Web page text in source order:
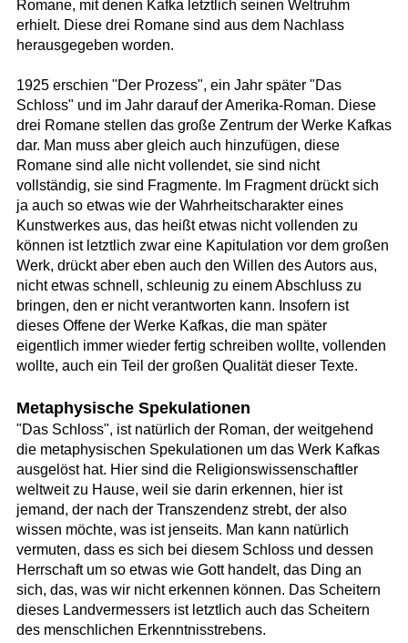
Romane, mit denen Kafka letztlich seinen Weltruhm
erhielt. Diese drei Romane sind aus dem Nachlass
herausgegeben worden.
1925 erschien "Der Prozess", ein Jahr später "Das
Schloss" und im Jahr darauf der Amerika-Roman. Diese
drei Romane stellen das große Zentrum der Werke Kafkas
dar. Man muss aber gleich auch hinzufügen, diese
Romane sind alle nicht vollendet, sie sind nicht
vollständig, sie sind Fragmente. Im Fragment drückt sich
ja auch so etwas wie der Wahrheitscharakter eines
Kunstwerkes aus, das heißt etwas nicht vollenden zu
können ist letztlich zwar eine Kapitulation vor dem großen
Werk, drückt aber eben auch den Willen des Autors aus,
nicht etwas schnell, schleunig zu einem Abschluss zu
bringen, den er nicht verantworten kann. Insofern ist
dieses Offene der Werke Kafkas, die man später
eigentlich immer wieder fertig schreiben wollte, vollenden
wollte, auch ein Teil der großen Qualität dieser Texte.
Metaphysische Spekulationen
"Das Schloss", ist natürlich der Roman, der weitgehend
die metaphysischen Spekulationen um das Werk Kafkas
ausgelöst hat. Hier sind die Religionswissenschaftler
weltweit zu Hause, weil sie darin erkennen, hier ist
jemand, der nach der Transzendenz strebt, der also
wissen möchte, was ist jenseits. Man kann natürlich
vermuten, dass es sich bei diesem Schloss und dessen
Herrschaft um so etwas wie Gott handelt, das Ding an
sich, das, was wir nicht erkennen können. Das Scheitern
dieses Landvermessers ist letztlich auch das Scheitern
des menschlichen Erkenntnisstrebens.